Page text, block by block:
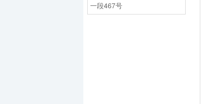
一段467号